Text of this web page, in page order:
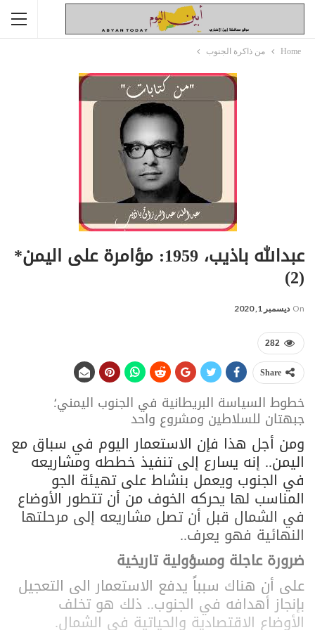
Home من ذاكرة الجنوب
عبدالله باذيب، 1959: مؤامرة على اليمن*
(2)
On ديسمبر 1, 2020
282
Share
خطوط السياسة البريطانية في الجنوب اليمني؛
جبهتان للسلاطين ومشروع واحد
ومن أجل هذا فإن الاستعمار اليوم في سباق مع
اليمن.. إنه يسارع إلى تنفيذ خططه ومشاريعه
في الجنوب ويعمل بنشاط على تهيئة الجو
المناسب لها يحركه الخوف من أن تتطور الأوضاع
في الشمال قبل أن تصل مشاريعه إلى مرحلتها
النهائية فهو يعرف..
ضرورة عاجلة ومسؤولية تاريخية
على أن هناك سبباً يدفع الاستعمار الى التعجيل
بإنجاز أهدافه في الجنوب.. ذلك هو تخلف
الأوضاع الاقتصادية والحياتية في الشمال.